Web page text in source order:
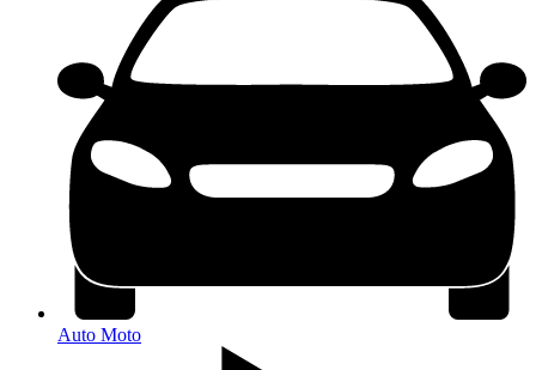
Auto Moto